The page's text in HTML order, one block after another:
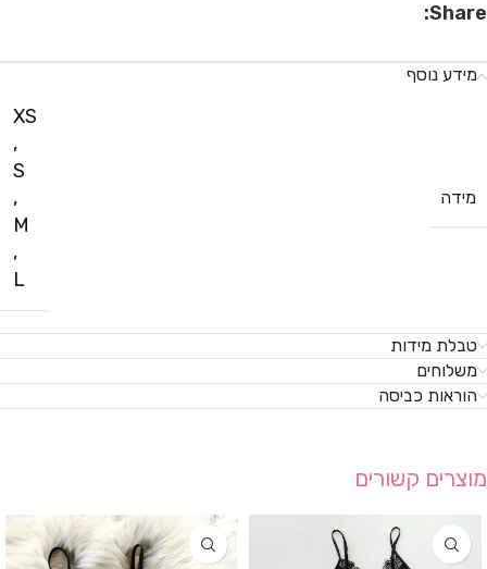
Share:
מידע נוסף
מידה
XS
,
S
,
M
,
L
טבלת מידות
משלוחים
הוראות כביסה
מוצרים קשורים